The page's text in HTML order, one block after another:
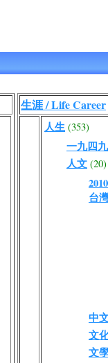
生涯 / Life Career
人生 (353)
一九四九
人文 (20)
台
中
文
文